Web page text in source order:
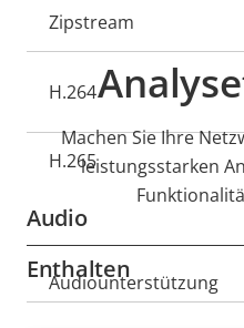
Eigentumsbeschreibung
Zipstream
H.264
H.265
Audio
Eigentumsbeschreibung
Audiounterstützung
Machen Sie Ihre
leistungsstarken
Enthalten